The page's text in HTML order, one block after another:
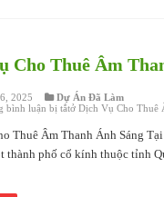
Cho Thuê Âm
2025
Dự Án Đã Làm
bình luận bị tắtở Dịch Vụ Cho Thuê
Thuê Âm Thanh Ánh Sáng
thành phố cổ kính thuộc tỉnh